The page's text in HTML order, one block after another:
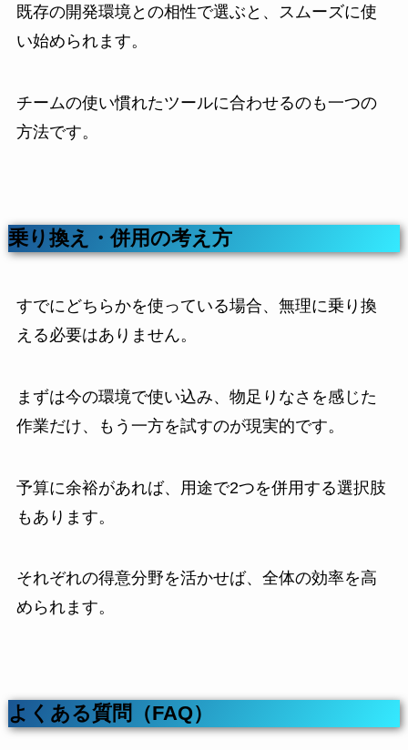
既存の開発環境との相性で選ぶと、スムーズに使
い始められます。
チームの使い慣れたツールに合わせるのも一つの
方法です。
乗り換え・併用の考え方
すでにどちらかを使っている場合、無理に乗り換
える必要はありません。
まずは今の環境で使い込み、物足りなさを感じた
作業だけ、もう一方を試すのが現実的です。
予算に余裕があれば、用途で2つを併用する選択肢
もあります。
それぞれの得意分野を活かせば、全体の効率を高
められます。
よくある質問（FAQ）